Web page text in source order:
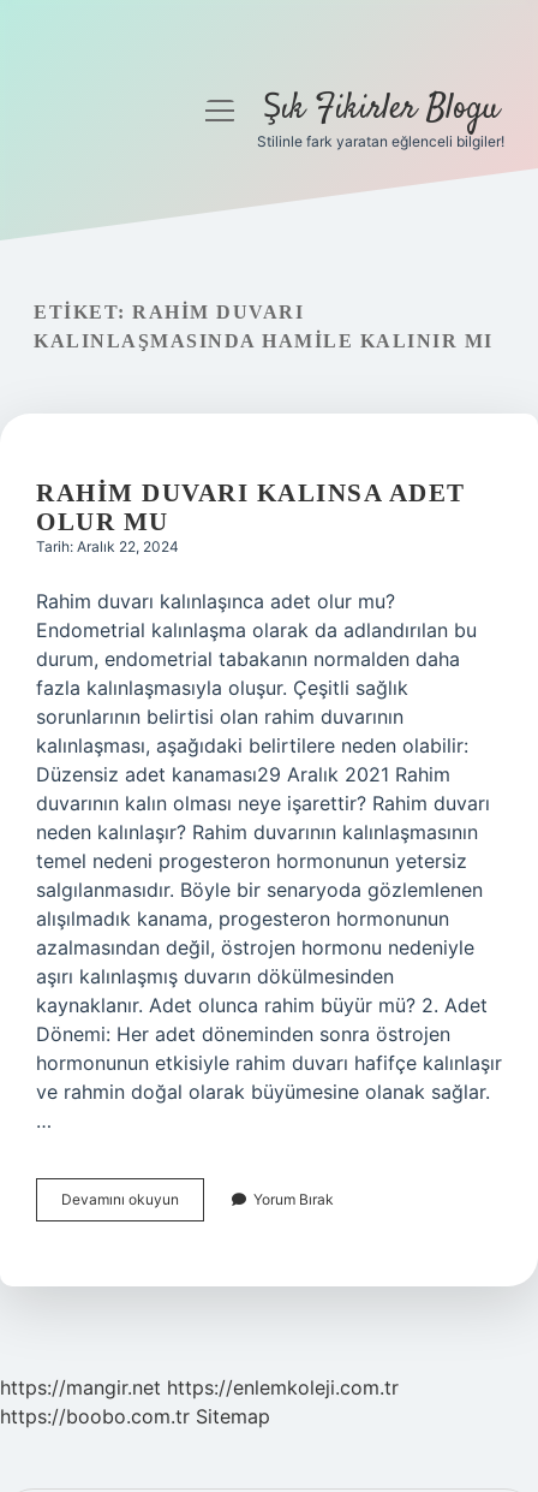
Gizlilik Politikası
Hakkımızda
menüyüŞık Fikirler Blogu
Stilinle fark yaratan eğlenceli bilgiler!
ETIKET: RAHIM DUVARI
KALINLAŞMASINDA HAMILE KALINIR MI
RAHIM DUVARI KALINSA ADET
OLUR MU
Tarih: Aralık 22, 2024
Rahim duvarı kalınlaşınca adet olur mu?
Endometrial kalınlaşma olarak da adlandırılan bu
durum, endometrial tabakanın normalden daha
fazla kalınlaşmasıyla oluşur. Çeşitli sağlık
sorunlarının belirtisi olan rahim duvarının
kalınlaşması, aşağıdaki belirtilere neden olabilir:
Düzensiz adet kanaması29 Aralık 2021 Rahim
duvarının kalın olması neye işarettir? Rahim duvarı
neden kalınlaşır? Rahim duvarının kalınlaşmasının
temel nedeni progesteron hormonunun yetersiz
salgılanmasıdır. Böyle bir senaryoda gözlemlenen
alışılmadık kanama, progesteron hormonunun
azalmasından değil, östrojen hormonu nedeniyle
aşırı kalınlaşmış duvarın dökülmesinden
kaynaklanır. Adet olunca rahim büyür mü? 2. Adet
Dönemi: Her adet döneminden sonra östrojen
hormonunun etkisiyle rahim duvarı hafifçe kalınlaşır
ve rahmin doğal olarak büyümesine olanak sağlar.
…
Devamını okuyun
Duvarı
Olur
Yorum Bırak
https://mangir.net https://enlemkoleji.com.tr
https://boobo.com.tr Sitemap